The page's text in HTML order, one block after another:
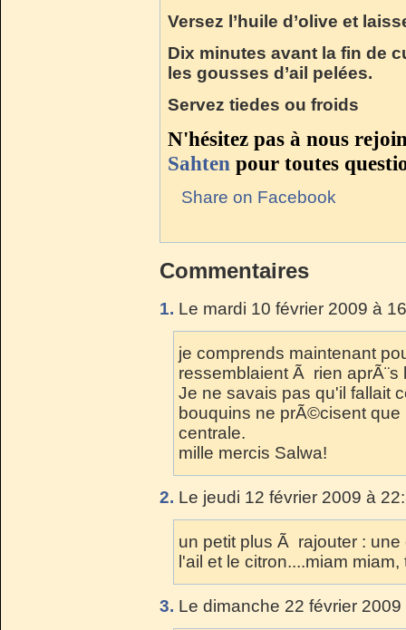
Versez l’huile d’olive et
Dix minutes avant la fin de
les gousses d’ail pelées.
Servez tiedes ou froids
N'hésitez pas à nous
Sahten pour toutes
Share on Facebook
Commentaires
1. Le mardi 10 février 2009 à
je comprends maintenant
ressemblaient Ã rien aprÃ¨s
Je ne savais pas qu'il fallait
bouquins ne prÃ©cisent
centrale.
mille mercis Salwa!
2. Le jeudi 12 février 2009 à
un petit plus Ã rajouter :
l'ail et le citron....miam miam,
3. Le dimanche 22 février